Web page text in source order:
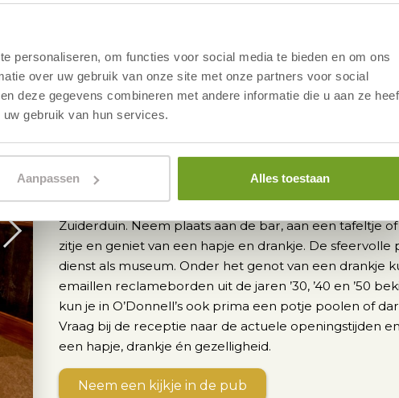
personaliseren, om functies voor social media te bieden en om ons
over uw gebruik van onze site met onze partners voor social
deze gegevens combineren met andere informatie die u aan ze
gebruik van hun services.
Aanpassen Alles toestaan
Pub O'Donnell's
Pub én museum
Pub O'Donnell's is een geliefde plek onder de gasten
Zuiderduin. Neem plaats aan de bar, aan een tafeltje
zitje en geniet van een hapje en drankje. De sfeervolle
dienst als museum. Onder het genot van een drankje
emaillen reclameborden uit de jaren ’30, ’40 en ’50
kun je in O’Donnell’s ook prima een potje poolen of
Vraag bij de receptie naar de actuele openingstijden
een hapje, drankje én gezelligheid.
Neem een kijkje in de pub